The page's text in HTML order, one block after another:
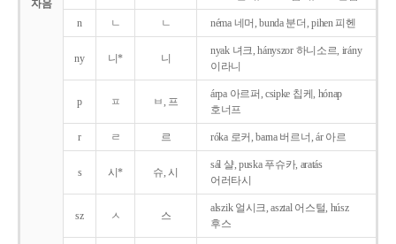
자음
n ㄴ ㄴ néma 네머, bunda 분더, pihen 피헨
ny 니* 니
nyak 녀크, hányszor 하니소르, irány
이라니
p ㅍ ㅂ, 프
árpa 아르퍼, csipke 칩케, hónap
호너프
r ㄹ 르 róka 로커, barna 버르너, ár 아르
s 시* 슈, 시
sál 샬, puska 푸슈카, aratás
어러타시
sz ㅅ 스
alszik 얼시크, asztal 어스털, húsz
후스